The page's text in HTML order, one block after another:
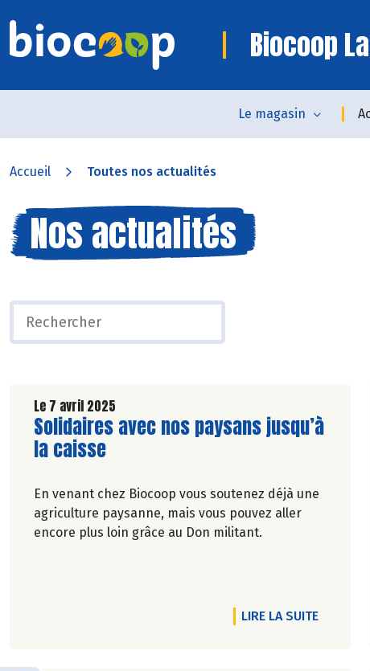
Biocoop
Le magasin
Accueil Toutes nos actualités
Nos actualités
Le 7 avril 2025
Lire la suite de l'article
Solidaires avec nos paysans jusqu’à
la caisse
En venant chez Biocoop vous soutenez déjà une
agriculture paysanne, mais vous pouvez aller
encore plus loin grâce au Don militant.
LIRE LA SUITEDE